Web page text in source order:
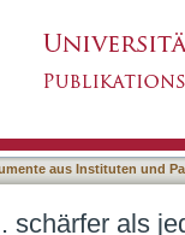
mit
aus Instituten und
schärfer als